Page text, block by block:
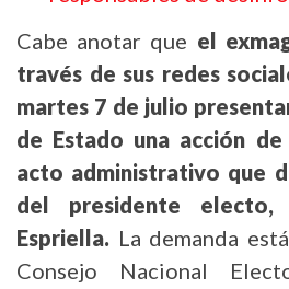
Cabe anotar que el
través de sus redes
martes 7 de julio
de Estado una acción
acto administrativo que
del presidente
Espriella. La demanda
Consejo Nacional